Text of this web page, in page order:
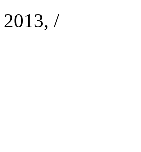
2013, /